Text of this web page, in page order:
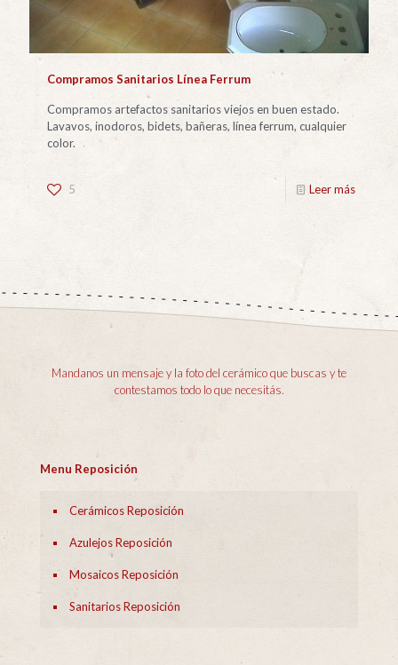
Compramos Sanitarios Línea Ferrum
Compramos artefactos sanitarios viejos en buen estado.
Lavavos, inodoros, bidets, bañeras, línea ferrum, cualquier
color.
5 Leer más
Mandanos un mensaje y la foto del cerámico que buscas y te
contestamos todo lo que necesitás.
Menu Reposición
Cerámicos Reposición
Azulejos Reposición
Mosaicos Reposición
Sanitarios Reposición